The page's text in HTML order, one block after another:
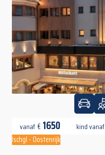
vanaf € 1650 kind vanaf
Ischgl - Oostenrijk